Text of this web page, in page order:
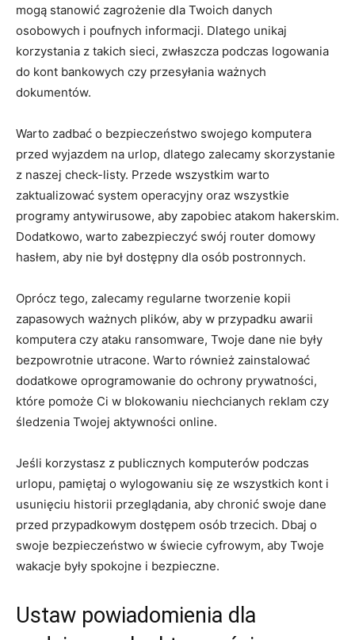
mogą​ stanowić zagrożenie dla Twoich ‌danych
osobowych‌ i poufnych ​informacji. Dlatego unikaj
korzystania z takich sieci, zwłaszcza podczas logowania
do kont bankowych czy przesyłania ważnych
dokumentów.
Warto zadbać o⁤ bezpieczeństwo ⁣swojego komputera
przed wyjazdem na urlop, dlatego zalecamy⁢ skorzystanie
z ​naszej‍ check-listy. Przede wszystkim warto
zaktualizować system operacyjny oraz wszystkie
programy antywirusowe, aby zapobiec atakom hakerskim.
Dodatkowo, warto zabezpieczyć swój router domowy
hasłem, aby nie​ był dostępny dla osób postronnych.
Oprócz tego, zalecamy regularne tworzenie kopii
zapasowych ważnych plików, aby⁤ w przypadku awarii
komputera czy ataku ransomware, Twoje dane nie były
bezpowrotnie utracone. Warto również zainstalować
⁣dodatkowe oprogramowanie do ochrony⁣ prywatności,​
które pomoże Ci w⁢ blokowaniu niechcianych reklam czy
śledzenia Twojej​ aktywności online.
Jeśli korzystasz z publicznych ‍komputerów podczas
urlopu, pamiętaj o⁣ wylogowaniu się ze wszystkich kont i
usunięciu ⁣historii przeglądania, aby ​chronić swoje ​dane
przed przypadkowym dostępem osób ‌trzecich. Dbaj‍ o
swoje bezpieczeństwo w świecie⁢ cyfrowym, aby Twoje
wakacje były spokojne i bezpieczne.
Ustaw powiadomienia dla